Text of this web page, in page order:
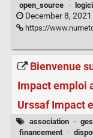
open_source
·
December 8, 2021
https://www.numetopia.fr/comment-ajouter-un-correcteur-
Bienvenue
Impact emploi
Urssaf Impact
association ·
financement
·